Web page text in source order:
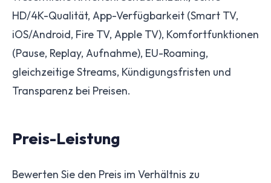
HD/4K-Qualität, App-Verfügbarkeit (Smart TV,
iOS/Android, Fire TV, Apple TV), Komfortfunktionen
(Pause, Replay, Aufnahme), EU-Roaming,
gleichzeitige Streams, Kündigungsfristen und
Transparenz bei Preisen.
Preis-Leistung
Bewerten Sie den Preis im Verhältnis zu